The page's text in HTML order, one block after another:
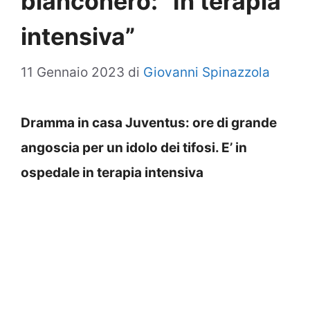
intensiva”
11 Gennaio 2023 di Giovanni Spinazzola
Dramma in casa Juventus: ore di grande
angoscia per un idolo dei tifosi. E’ in
ospedale in terapia intensiva